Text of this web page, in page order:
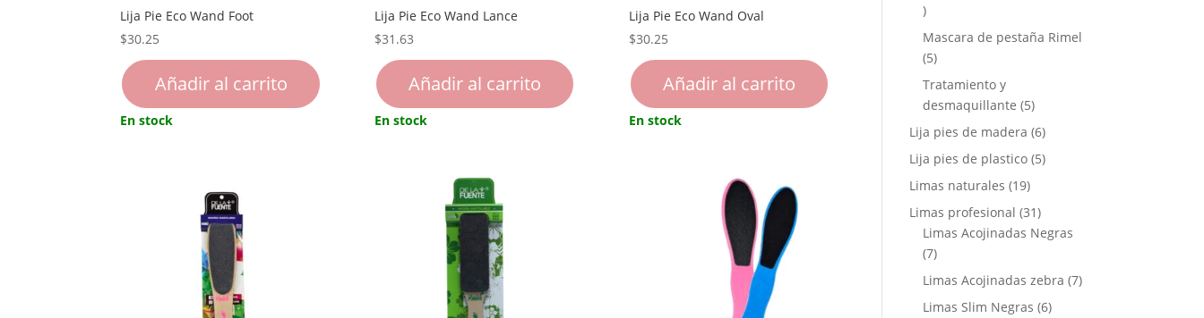
Lija Pie Eco Wand Foot
$30.25
Añadir al carrito
En stock
Lija Pie Eco Wand Lance
$31.63
Añadir al carrito
En stock
Lija Pie Eco Wand Oval
$30.25
Añadir al carrito
En stock
6
productos
Mascara de pestaña Rimel
55
productos
Tratamiento y
desmaquillante 55
productos
Lija pies de madera 66
productos
Lija pies de plastico 55
Limas naturales 1919
productos
Limas profesional 3131
productos
Limas Acojinadas Negras
77
productos
Limas Acojinadas zebra 77
Limas Slim Negras 66